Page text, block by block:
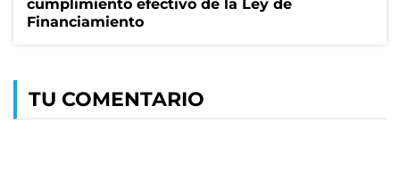
cumplimiento efectivo de la Ley de
Financiamiento
TU COMENTARIO